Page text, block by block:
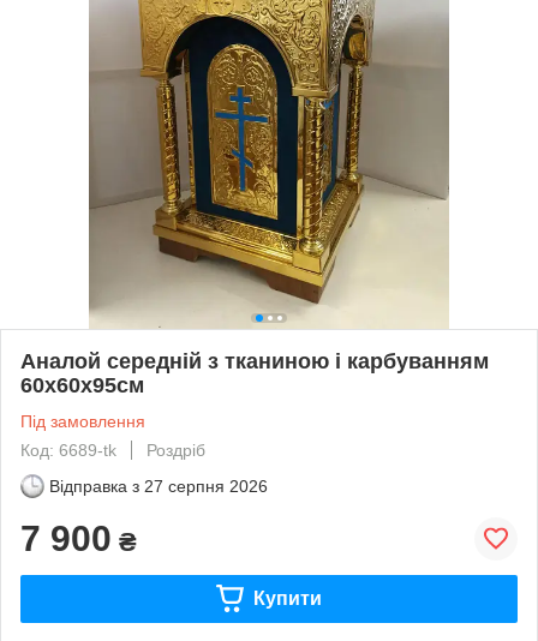
Аналой середній з тканиною і карбуванням
60х60х95см
Під замовлення
Код: 6689-tk
Роздріб
Відправка з 27 серпня 2026
7 900 ₴
Купити